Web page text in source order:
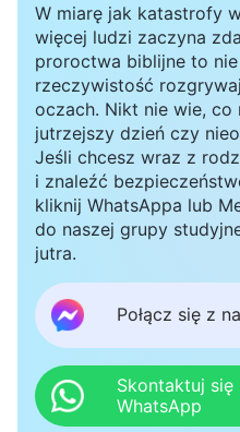
W miarę jak katastrofy
więcej ludzi zaczyna
proroctwa biblijne to
rzeczywistość
oczach. Nikt nie wie, co
jutrzejszy dzień czy
Jeśli chcesz wraz z
i znaleźć
kliknij WhatsAppa lub
do naszej grupy
jutra.
Połącz się z
Skontaktuj się
WhatsApp